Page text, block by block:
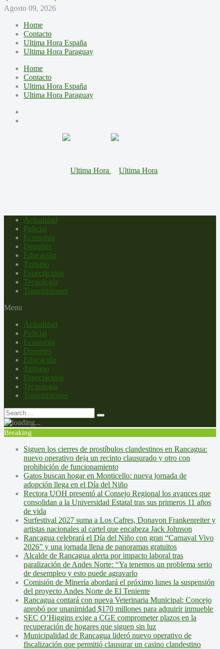
Agosto 09, 2026
Home
Contacto
Ultima Hora España
Ultima Hora Paraguay
Home
Contacto
Ultima Hora España
Ultima Hora Paraguay
Actualidad
Policial
Economía
Deportes
Educación
Turismo
Espectáculos
Tecnología
Transmisiones
Menu
Actualidad
Policial
Economía
Deportes
Educación
Turismo
Espectáculos
Tecnología
Transmisiones
Breaking
Siguen los cierres de prostíbulos clandestinos en Rancagua:
nuevo operativo deja un recinto clausurado y otro con
prohibición de funcionamiento
Gatos buscan hogar en Monticello: nueva jornada de
adopción llega en el Día del Niño
Rectora UOH presentó al Consejo Regional los avances que
consolidan a la Universidad Estatal tras sus primeros 11 años
de vida
Surfestival 2027 suma a Los Cafres, Donavon Frankenreiter y
artistas nacionales al cartel que encabeza Jack Johnson
Rancagua celebrará el Día del Niño con gran “Carnaval Vivo
2026” y una jornada llena de panoramas gratuitos
Alcalde de Rancagua alerta por impacto laboral tras
paralización de Andes Norte: “Ya tenemos un problema serio
de desempleo y esto puede agravarlo
Comisión de Minería abordará el próximo lunes la suspensión
del proyecto Andes Norte de El Teniente
Rancagua contará con nueva Veterinaria Municipal: Concejo
aprobó por unanimidad $170 millones para adquirir inmueble
SEC O’Higgins exige a CGE comprometer plazos en la
recuperación de hogares que siguen sin luz
Municipalidad de Rancagua lideró nuevo operativo de
fiscalización que permitió clausurar un casino clandestino